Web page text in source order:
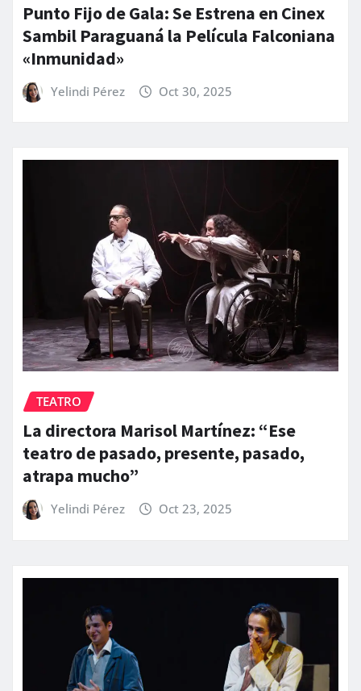
Punto Fijo de Gala: Se Estrena en Cinex
Sambil Paraguaná la Película Falconiana
«Inmunidad»
Yelindi Pérez Oct 30, 2025
TEATRO
La directora Marisol Martínez: “Ese
teatro de pasado, presente, pasado,
atrapa mucho”
Yelindi Pérez Oct 23, 2025